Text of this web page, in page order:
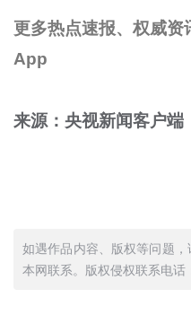
更多热点速报、权威
App
来源：央视新闻客户端
如遇作品内容、版权等问题
本网联系。版权侵权联系电话